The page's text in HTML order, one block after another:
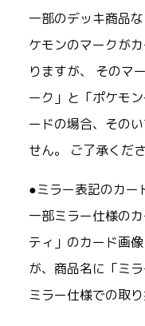
一部のデッキ商品
ケモンのマークが
りますが、 そのマ
ーク」と「ポケモ
ードの場合、その
せん。 ご了承くださ
●ミラー表記のカー
一部ミラー仕様の
ティ」のカード画
が、商品名に「ミ
ミラー仕様での取り